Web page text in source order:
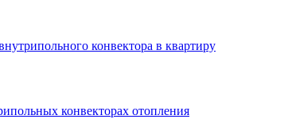
конвектора в квартиру
конвекторах отопления